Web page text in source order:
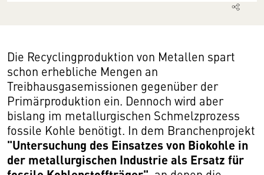
Die Recyclingproduktion von Metallen spart
schon erhebliche Mengen an
Treibhausgasemissionen gegenüber der
Primärproduktion ein. Dennoch wird aber
bislang im metallurgischen Schmelzprozess
fossile Kohle benötigt. In dem Branchenprojekt
"Untersuchung des Einsatzes von Biokohle in
der metallurgischen Industrie als Ersatz für